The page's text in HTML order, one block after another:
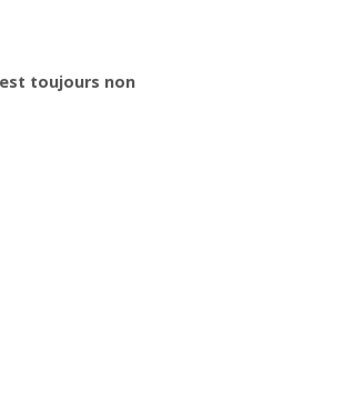
est toujours non